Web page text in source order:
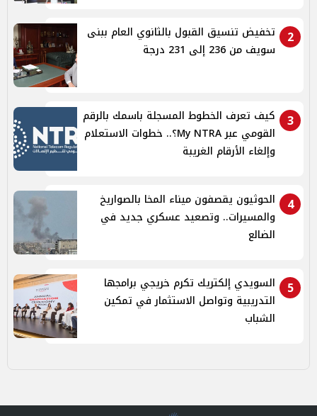
2
تخفيض تنسيق القبول بالثانوي العام ببنى
سويف من 236 إلى 231 درجة
3
كيف تعرف الخطوط المسجلة باسمك بالرقم
القومي عبر My NTRA؟.. خطوات الاستعلام
وإلغاء الأرقام الغريبة
4
الحوثيون يقصفون ميناء المخا بالصواريخ
والمسيرات.. وتصعيد عسكري جديد في
الضالع
5
السويدي إلكتريك تكرم خريجي برامجها
التدريبية وتواصل الاستثمار في تمكين
الشباب